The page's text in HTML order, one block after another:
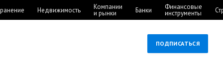
Недвижимость Компании
и рынки Банки Финансовые
инструменты
ПОДПИСАТЬСЯ